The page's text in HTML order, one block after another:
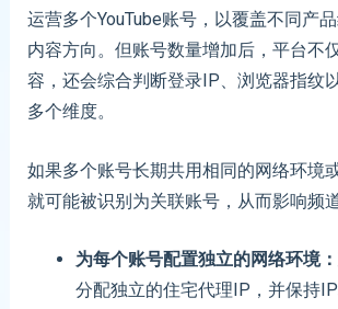
运营多个YouTube账号，以覆盖不同产
内容方向。但账号数量增加后，平台不
容，还会综合判断登录IP、浏览器指纹
多个维度。
如果多个账号长期共用相同的网络环境
就可能被识别为关联账号，从而影响频
为每个账号配置独立的网络环境：
分配独立的住宅代理IP，并保持